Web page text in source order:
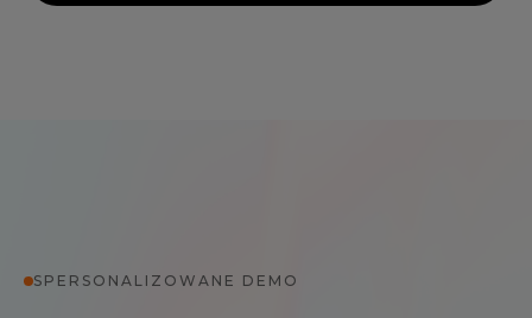
SPERSONALIZOWANE DEMO